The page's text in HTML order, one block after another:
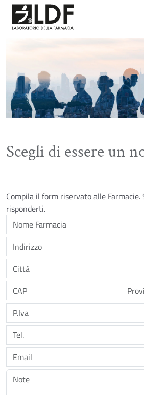
Scegli di essere un
Compila il form riservato alle
risponderti.